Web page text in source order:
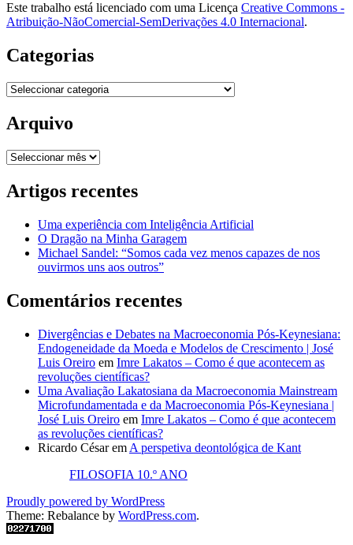
Este trabalho está licenciado com uma Licença Creative Commons -
Atribuição-NãoComercial-SemDerivações 4.0 Internacional.
Categorias
Categorias
Arquivo
Arquivo
Artigos recentes
Uma experiência com Inteligência Artificial
O Dragão na Minha Garagem
Michael Sandel: “Somos cada vez menos capazes de nos
ouvirmos uns aos outros”
Comentários recentes
Divergências e Debates na Macroeconomia Pós-Keynesiana:
Endogeneidade da Moeda e Modelos de Crescimento | José
Luis Oreiro em Imre Lakatos – Como é que acontecem as
revoluções científicas?
Uma Avaliação Lakatosiana da Macroeconomia Mainstream
Microfundamentada e da Macroeconomia Pós-Keynesiana |
José Luis Oreiro em Imre Lakatos – Como é que acontecem
as revoluções científicas?
Ricardo Césarem A perspetiva deontológica de Kant
FILOSOFIA 10.º ANO
Proudly powered by WordPress
Theme: Rebalance by WordPress.com.